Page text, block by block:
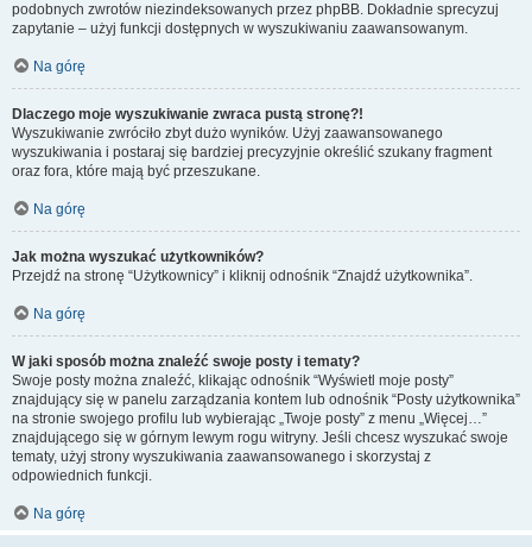
podobnych zwrotów niezindeksowanych przez phpBB. Dokładnie sprecyzuj
zapytanie – użyj funkcji dostępnych w wyszukiwaniu zaawansowanym.
Na górę
Dlaczego moje wyszukiwanie zwraca pustą stronę?!
Wyszukiwanie zwróciło zbyt dużo wyników. Użyj zaawansowanego
wyszukiwania i postaraj się bardziej precyzyjnie określić szukany fragment
oraz fora, które mają być przeszukane.
Na górę
Jak można wyszukać użytkowników?
Przejdź na stronę “Użytkownicy” i kliknij odnośnik “Znajdź użytkownika”.
Na górę
W jaki sposób można znaleźć swoje posty i tematy?
Swoje posty można znaleźć, klikając odnośnik “Wyświetl moje posty”
znajdujący się w panelu zarządzania kontem lub odnośnik “Posty użytkownika”
na stronie swojego profilu lub wybierając „Twoje posty” z menu „Więcej…”
znajdującego się w górnym lewym rogu witryny. Jeśli chcesz wyszukać swoje
tematy, użyj strony wyszukiwania zaawansowanego i skorzystaj z
odpowiednich funkcji.
Na górę